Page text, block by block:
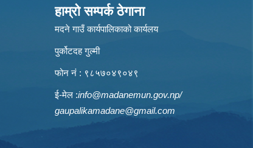
हाम्रो सम्पर्क ठेगाना
मदने गाउँ कार्यपालिकाको कार्यलय
पुर्कोटदह गुल्मी
फोन नं : ९८५७०४९०४९
ई-मेल :info@madanemun.gov.np/
gaupalikamadane@gmail.com